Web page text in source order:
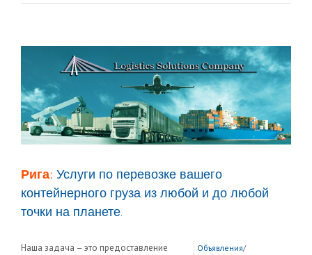
Рига: Услуги по перевозке вашего
контейнерного груза из любой и до любой
точки на планете.
Наша задача – это предоставление
Объявления/